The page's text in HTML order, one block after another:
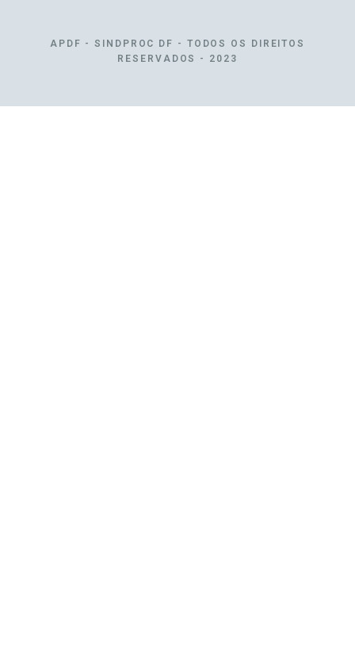
APDF - SINDPROC DF - TODOS OS DIREITOS
RESERVADOS - 2023